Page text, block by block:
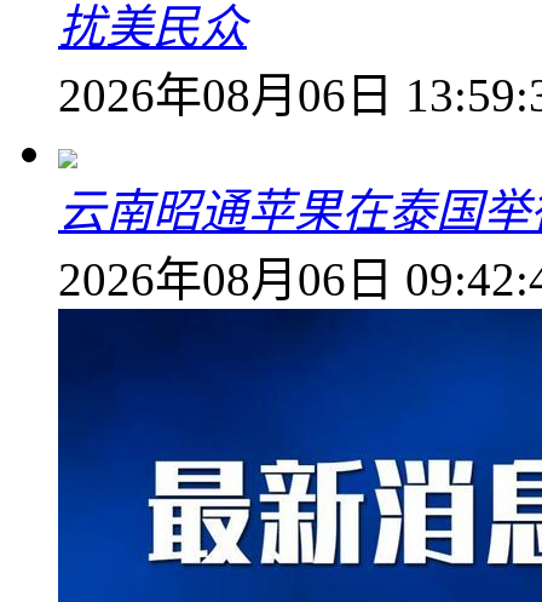
扰美民众
2026年08月06日
云南昭通苹果在泰国
2026年08月06日